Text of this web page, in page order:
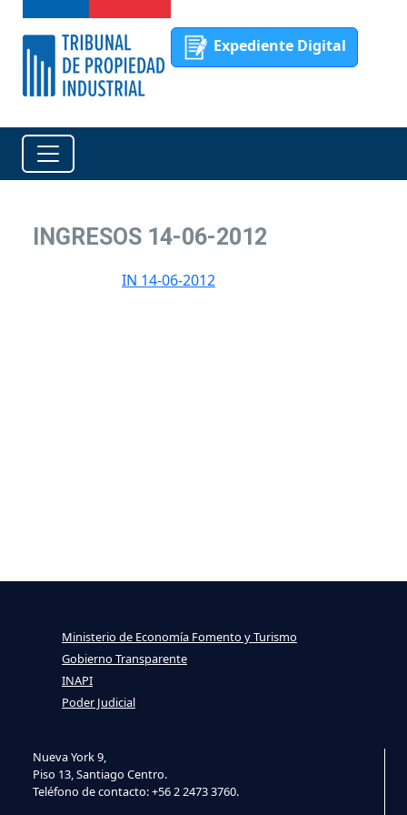
Expediente Digital
INGRESOS 14-06-2012
IN 14-06-2012
Nueva York 9,
Piso 13, Santiago Centro.
Teléfono de contacto: +56 2 2473 3760.
Ministerio de Economía Fomento y Turismo
Gobierno Transparente
INAPI
Poder Judicial